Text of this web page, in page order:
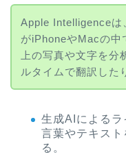
Apple Intelligenceは
がiPhoneやMacの中
上の写真や文字を
ルタイムで翻訳した
生成AIによるラ
言葉やテキスト
る。